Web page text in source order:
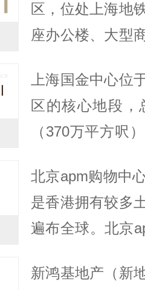
优...
区，位处上海地
座办公楼、大型
广场的商场部
120,000...
上海国金中心位
区的核心地段，
（370万平方呎
场、国际五星级
店，以及...
北京apm购物中
是香港拥有较多
遍布全球。北京
特色餐饮品牌的
新鸿基地产（新